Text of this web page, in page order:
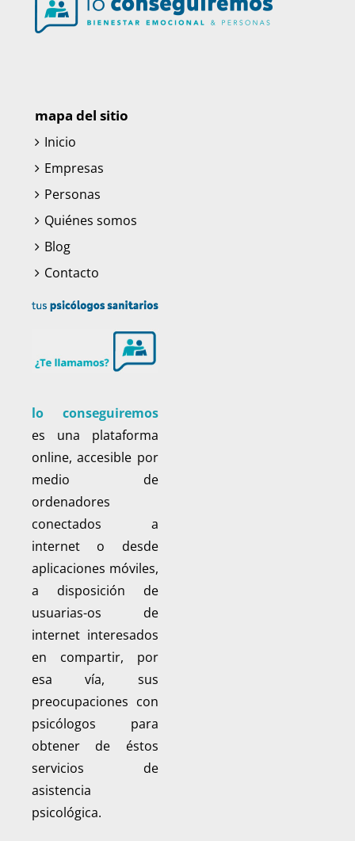
mapa del sitio
Inicio
Empresas
Personas
Quiénes somos
Blog
Contacto
lo conseguiremos
es una plataforma
online, accesible por
medio de
ordenadores
conectados a
internet o desde
aplicaciones móviles,
a disposición de
usuarias-os de
internet interesados
en compartir, por
esa vía, sus
preocupaciones con
psicólogos para
obtener de éstos
servicios de
asistencia
psicológica.